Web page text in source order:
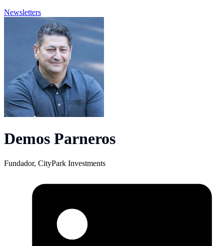
Newsletters
Demos Parneros
Fundador, CityPark Investments